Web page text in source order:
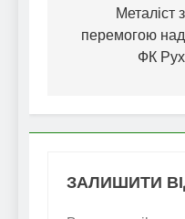
Металіст з
перемогою над
ФК Рух
ЗАЛИШИТИ